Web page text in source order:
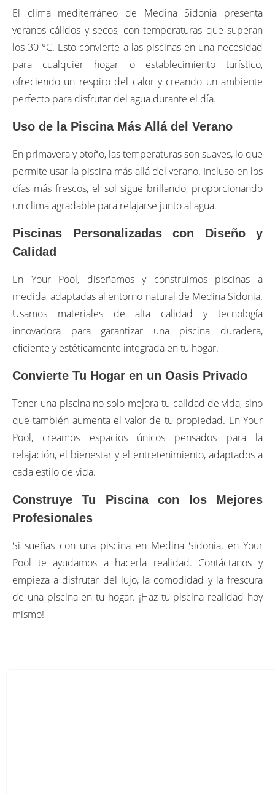
El clima mediterráneo de Medina Sidonia presenta
veranos cálidos y secos, con temperaturas que superan
los 30 °C. Esto convierte a las piscinas en una necesidad
para cualquier hogar o establecimiento turístico,
ofreciendo un respiro del calor y creando un ambiente
perfecto para disfrutar del agua durante el día.
Uso de la Piscina Más Allá del Verano
En primavera y otoño, las temperaturas son suaves, lo que
permite usar la piscina más allá del verano. Incluso en los
días más frescos, el sol sigue brillando, proporcionando
un clima agradable para relajarse junto al agua.
Piscinas Personalizadas con Diseño y
Calidad
En Your Pool, diseñamos y construimos piscinas a
medida, adaptadas al entorno natural de Medina Sidonia.
Usamos materiales de alta calidad y tecnología
innovadora para garantizar una piscina duradera,
eficiente y estéticamente integrada en tu hogar.
Convierte Tu Hogar en un Oasis Privado
Tener una piscina no solo mejora tu calidad de vida, sino
que también aumenta el valor de tu propiedad. En Your
Pool, creamos espacios únicos pensados para la
relajación, el bienestar y el entretenimiento, adaptados a
cada estilo de vida.
Construye Tu Piscina con los Mejores
Profesionales
Si sueñas con una piscina en Medina Sidonia, en Your
Pool te ayudamos a hacerla realidad. Contáctanos y
empieza a disfrutar del lujo, la comodidad y la frescura
de una piscina en tu hogar. ¡Haz tu piscina realidad hoy
mismo!